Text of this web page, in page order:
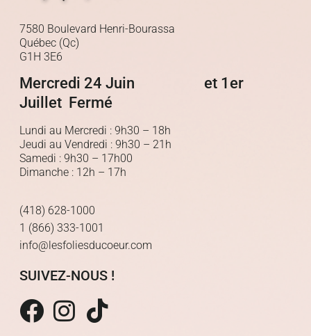
7580 Boulevard Henri-Bourassa
Québec (Qc)
G1H 3E6
Mercredi 24 Juin et 1er
Juillet Fermé
Lundi au Mercredi : 9h30 – 18h
Jeudi au Vendredi : 9h30 – 21h
Samedi : 9h30 – 17h00
Dimanche : 12h – 17h
(418) 628-1000
1 (866) 333-1001
info@lesfoliesducoeur.com
SUIVEZ-NOUS !